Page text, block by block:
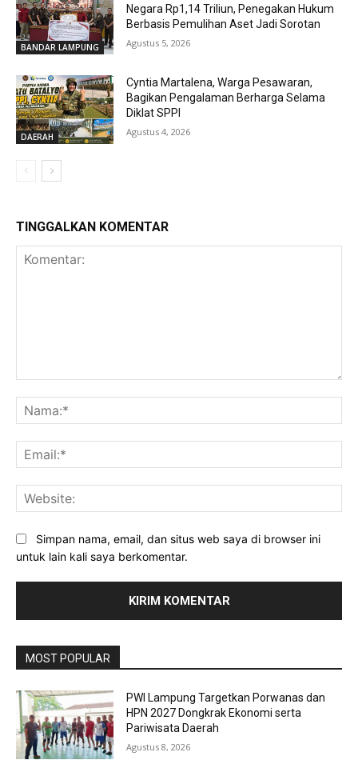
BANDAR LAMPUNG
Negara Rp1,14 Triliun, Penegakan Hukum
Berbasis Pemulihan Aset Jadi Sorotan
Agustus 5, 2026
DAERAH
Cyntia Martalena, Warga Pesawaran,
Bagikan Pengalaman Berharga Selama
Diklat SPPI
Agustus 4, 2026
TINGGALKAN KOMENTAR
Simpan nama, email, dan situs web saya di browser ini
untuk lain kali saya berkomentar.
MOST POPULAR
PWI Lampung Targetkan Porwanas dan
HPN 2027 Dongkrak Ekonomi serta
Pariwisata Daerah
Agustus 8, 2026